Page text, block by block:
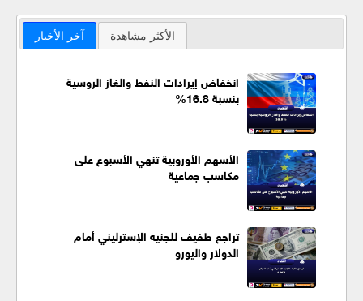
آخر الأخبار الأكثر مشاهدة
انخفاض إيرادات النفط والغاز الروسية
بنسبة 16.8%
الأسهم الأوروبية تنهي الأسبوع على
مكاسب جماعية
تراجع طفيف للجنيه الإسترليني أمام
الدولار واليورو